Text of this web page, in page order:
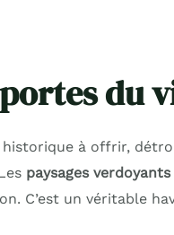
du
à offrir,
paysages
C’est un véritable